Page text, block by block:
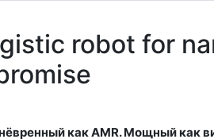
robot for
как AMR. Мощный как